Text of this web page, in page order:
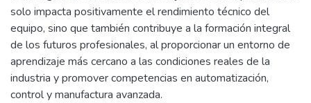
solo impacta positivamente el rendimiento técnico del
equipo, sino que también contribuye a la formación integral
de los futuros profesionales, al proporcionar un entorno de
aprendizaje más cercano a las condiciones reales de la
industria y promover competencias en automatización,
control y manufactura avanzada.